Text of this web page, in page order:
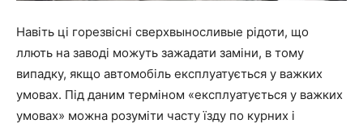
Навіть ці горезвісні сверхвыносливые рідоти, що
ллють на заводі можуть зажадати заміни, в тому
випадку, якщо автомобіль експлуатується у важких
умовах. Під даним терміном «експлуатується у важких
умовах» можна розуміти часту їзду по курних і